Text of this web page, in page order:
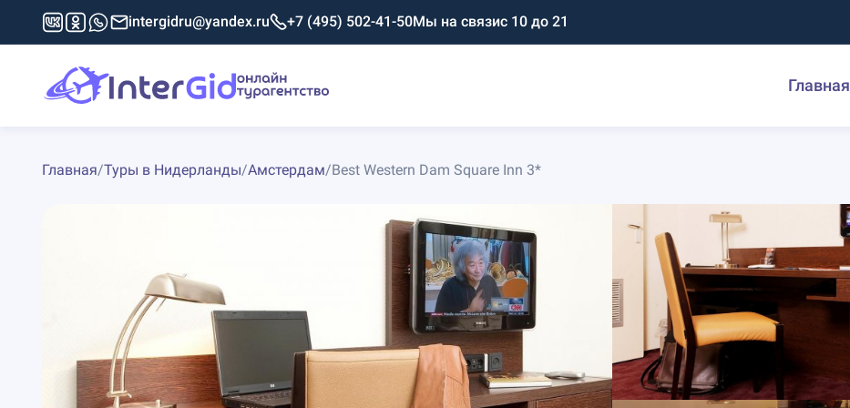
intergidru@yandex.ru +7 (495) 502-41-50Мы на связис 10 до 21
Главная
Главная/Туры в Нидерланды/Амстердам/Best Western Dam Square Inn 3*